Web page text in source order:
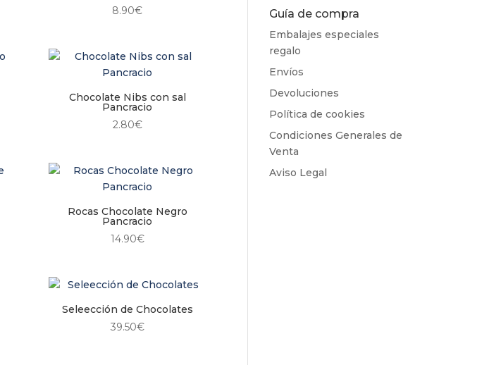
8.90€
Chocolate Nibs con sal
Pancracio
2.80€
Rocas Chocolate Negro
Pancracio
14.90€
Seleección de Chocolates
39.50€
Guía de compra
Embalajes especiales
regalo
Envíos
Devoluciones
Política de cookies
Condiciones Generales de
Venta
Aviso Legal